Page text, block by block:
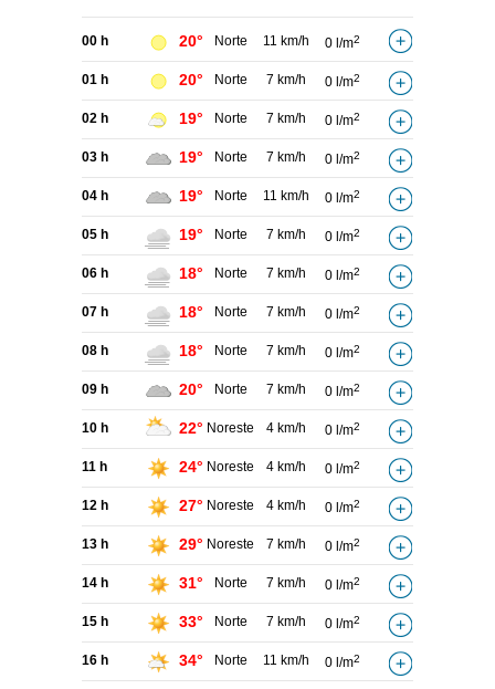
00 h 20° Norte 11 km/h 0 l/m2
01 h 20° Norte 7 km/h 0 l/m2
02 h 19° Norte 7 km/h 0 l/m2
03 h 19° Norte 7 km/h 0 l/m2
04 h 19° Norte 11 km/h 0 l/m2
05 h 19° Norte 7 km/h 0 l/m2
06 h 18° Norte 7 km/h 0 l/m2
07 h 18° Norte 7 km/h 0 l/m2
08 h 18° Norte 7 km/h 0 l/m2
09 h 20° Norte 7 km/h 0 l/m2
10 h 22° Noreste 4 km/h 0 l/m2
11 h 24° Noreste 4 km/h 0 l/m2
12 h 27° Noreste 4 km/h 0 l/m2
13 h 29° Noreste 7 km/h 0 l/m2
14 h 31° Norte 7 km/h 0 l/m2
15 h 33° Norte 7 km/h 0 l/m2
16 h 34° Norte 11 km/h 0 l/m2